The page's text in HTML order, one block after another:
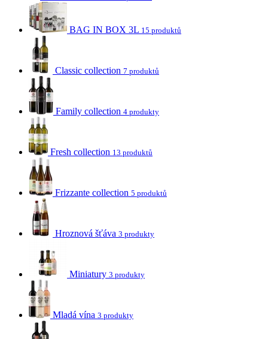
BAG IN BOX 3L 15 produktů
Classic collection 7 produktů
Family collection 4 produkty
Fresh collection 13 produktů
Frizzante collection 5 produktů
Hroznová šťáva 3 produkty
Miniatury 3 produkty
Mladá vína 3 produkty